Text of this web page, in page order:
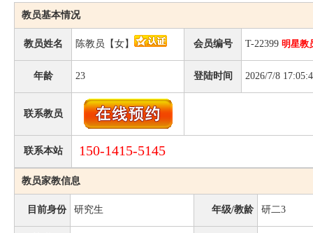
教员基本情况
教员姓名 陈教员【女】 会员编号 T-22399 明星教
年龄 23 登陆时间 2026/7/8
联系教员
联系本站 150-1415-5145
教员家教信息
目前身份 研究生 年级/教龄 研二3